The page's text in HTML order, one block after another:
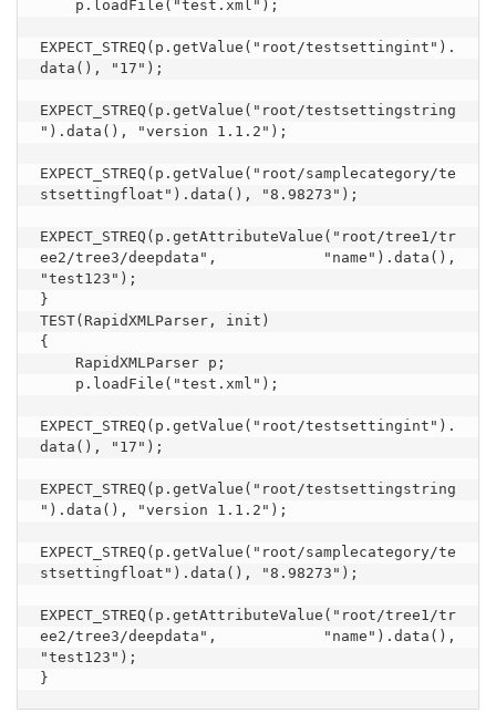
EXPECT_STREQ(p.getValue("root/testsettingint").
data(), "17");
EXPECT_STREQ(p.getValue("root/testsettingstring
").data(), "version 1.1.2");
EXPECT_STREQ(p.getValue("root/samplecategory/te
stsettingfloat").data(), "8.98273");
EXPECT_STREQ(p.getAttributeValue("root/tree1/tr
ee2/tree3/deepdata", "name").data(),
"test123");
}
TEST(RapidXMLParser, init)
{
EXPECT_STREQ(p.getValue("root/testsettingint").
data(), "17");
EXPECT_STREQ(p.getValue("root/testsettingstring
").data(), "version 1.1.2");
EXPECT_STREQ(p.getValue("root/samplecategory/te
stsettingfloat").data(), "8.98273");
EXPECT_STREQ(p.getAttributeValue("root/tree1/tr
ee2/tree3/deepdata", "name").data(),
"test123");
}